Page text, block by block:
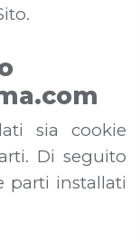
sia cookie
Di seguito
parti installati